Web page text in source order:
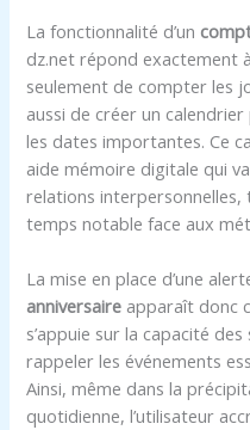
La fonctionnalité d’un
dz.net répond exactement
seulement de compter les
aussi de créer un
les dates importantes. Ce
aide mémoire digitale qui
relations
temps notable face aux
La mise en place d’une
anniversaire apparaît donc
s’appuie sur la capacité
rappeler les événements
Ainsi, même dans la
quotidienne, l’utilisateur